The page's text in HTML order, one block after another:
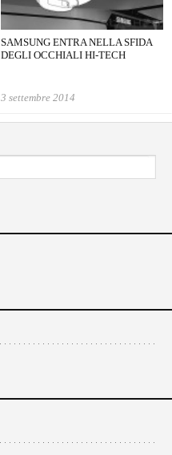
SAMSUNG ENTRA NELLA SFIDA
DEGLI OCCHIALI HI-TECH
3 settembre 2014